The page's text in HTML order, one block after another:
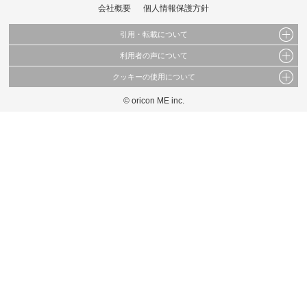
会社概要 個人情報保護方針
引用・転載について
当サイトで公開されている情報（文字、写真、イラスト、画像データ等）及びこれらの配
これらの情報を権利者の許可なく無断転載・複製などの二次利用を行うことは固く禁じて
利用者の声について
当サイトに掲載している内容はすべてサービスの利用者が提出された見解・感想です。
弊社の見解・ 意見ではないことをご理解いただいた上でご覧ください。
クッキーの使用について
このサイトでは Cookie を使用して、ユーザーに合わせたコンテンツや広告の表示、ソー
© oricon ME inc.